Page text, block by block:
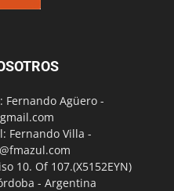
Fernando Agüero -
Fernando Villa -
10. Of 107.(X5152EYN)
- Argentina